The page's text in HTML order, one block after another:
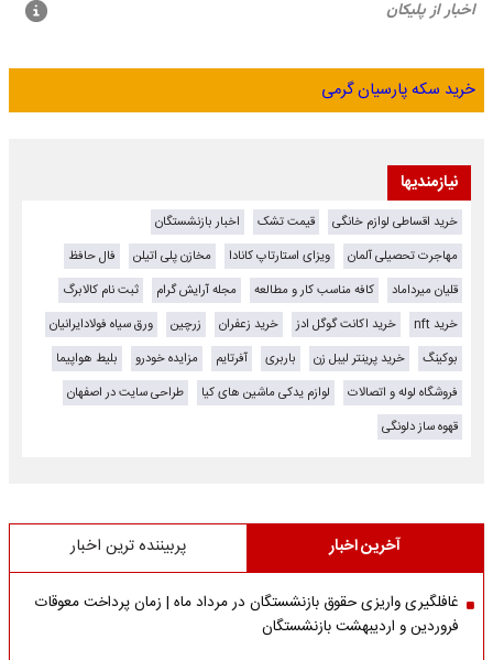
خرید سکه پارسیان گرمی
نیازمندیها
خرید اقساطی لوازم خانگی قیمت تشک
اخبار بازنشستگان
مهاجرت تحصیلی آلمان
ویزای استارتاپ کانادا مخازن پلی اتیلن
فال حافظ
قلیان میرداماد
کافه مناسب کار و مطالعه مجله آرایش گرام
ثبت نام کالابرگ
خرید nft
خرید اکانت گوگل ادز خرید زعفران زرچین
ورق سیاه فولادایرانیان
بوکینگ
خرید پرینتر لیبل زن باربری آفرتایم مزایده خودرو
بلیط هواپیما
فروشگاه لوله و اتصالات
لوازم یدکی ماشین های کیا
طراحی سایت در اصفهان
قهوه ساز دلونگی
آخرین اخبار پربیننده ترین اخبار
غافلگیری واریزی حقوق بازنشستگان در مرداد ماه | زمان پرداخت معوقات
فروردین و اردیبهشت بازنشستگان